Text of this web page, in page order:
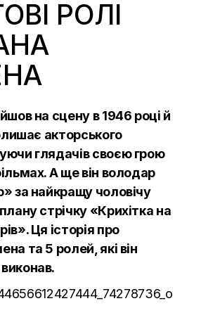
РОЛІ
на сцену в 1946 році й
акторського
глядачів своєю грою
А ще він володар
за найкращу чоловічу
стрічку «Крихітка на
Ця історія про
та 5 ролей, які він